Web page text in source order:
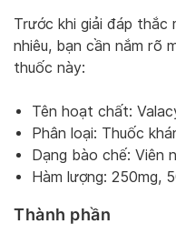
Trước khi giải đáp thắc
nhiêu, bạn cần nắm rõ
thuốc này:
Tên hoạt chất:
Phân loại: Thuốc
Dạng bào chế: Viên
Hàm lượng: 250mg,
Thành phần